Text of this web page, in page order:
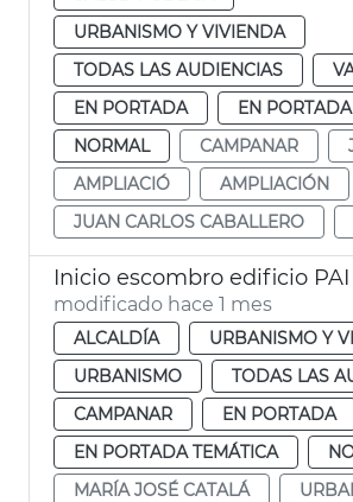
URBANISMO Y VIVIENDA
TODAS LAS AUDIENCIAS
EN PORTADA
EN
NORMAL
CAMPANAR
AMPLIACIÓ
AMPLIACIÓN
JUAN CARLOS CABALLERO
modificado hace 1 mes
ALCALDÍA
URBANISMO Y
URBANISMO
TODAS LAS
CAMPANAR
EN PORTADA
EN PORTADA TEMÁTICA
MARÍA JOSÉ CATALÁ